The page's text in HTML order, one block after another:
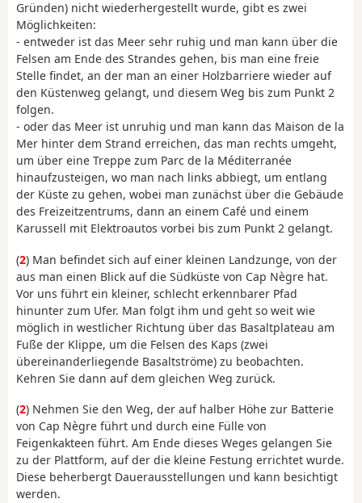
Gründen) nicht wiederhergestellt wurde, gibt es zwei
Möglichkeiten:
- entweder ist das Meer sehr ruhig und man kann über die
Felsen am Ende des Strandes gehen, bis man eine freie
Stelle findet, an der man an einer Holzbarriere wieder auf
den Küstenweg gelangt, und diesem Weg bis zum Punkt 2
folgen.
- oder das Meer ist unruhig und man kann das Maison de la
Mer hinter dem Strand erreichen, das man rechts umgeht,
um über eine Treppe zum Parc de la Méditerranée
hinaufzusteigen, wo man nach links abbiegt, um entlang
der Küste zu gehen, wobei man zunächst über die Gebäude
des Freizeitzentrums, dann an einem Café und einem
Karussell mit Elektroautos vorbei bis zum Punkt 2 gelangt.
(2) Man befindet sich auf einer kleinen Landzunge, von der
aus man einen Blick auf die Südküste von Cap Nègre hat.
Vor uns führt ein kleiner, schlecht erkennbarer Pfad
hinunter zum Ufer. Man folgt ihm und geht so weit wie
möglich in westlicher Richtung über das Basaltplateau am
Fuße der Klippe, um die Felsen des Kaps (zwei
übereinanderliegende Basaltströme) zu beobachten.
Kehren Sie dann auf dem gleichen Weg zurück.
(2) Nehmen Sie den Weg, der auf halber Höhe zur Batterie
von Cap Nègre führt und durch eine Fülle von
Feigenkakteen führt. Am Ende dieses Weges gelangen Sie
zu der Plattform, auf der die kleine Festung errichtet wurde.
Diese beherbergt Dauerausstellungen und kann besichtigt
werden.